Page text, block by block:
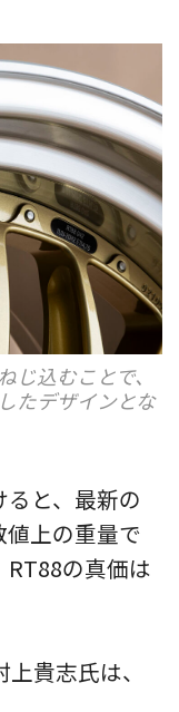
込むことで、
たデザインとな
と、最新の
上の重量で
の真価は
貴志氏は、